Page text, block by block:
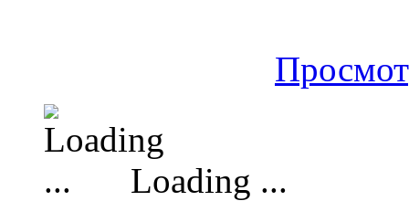
Loading ...